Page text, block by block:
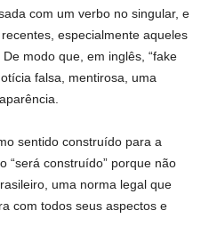
com um verbo no singular, e
especialmente aqueles
modo que, em inglês, “fake
falsa, mentirosa, uma
sentido construído para a
“será construído” porque não
uma norma legal que
com todos seus aspectos e